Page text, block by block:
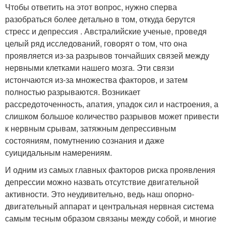
Чтобы ответить на этот вопрос, нужно сперва
разобраться более детально в том, откуда берутся
стресс и депрессия . Австралийские ученые, проведя
целый ряд исследований, говорят о том, что она
проявляется из-за разрывов тончайших связей между
нервными клетками нашего мозга. Эти связи
истончаются из-за множества факторов, и затем
полностью разрываются. Возникает
рассредоточенность, апатия, упадок сил и настроения, а
слишком большое количество разрывов может привести
к нервным срывам, затяжным депрессивным
состояниям, помутнению сознания и даже
суицидальным намерениям.
И одним из самых главных факторов риска проявления
депрессии можно назвать отсутствие двигательной
активности. Это неудивительно, ведь наш опорно-
двигательный аппарат и центральная нервная система
самым тесным образом связаны между собой, и многие